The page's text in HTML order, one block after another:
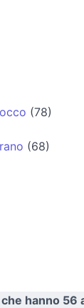
(78)
(68)
hanno 56